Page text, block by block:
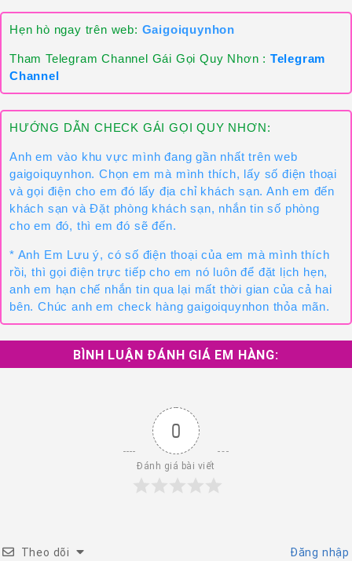
Hẹn hò ngay trên web: Gaigoiquynhon
Tham Telegram Channel Gái Gọi Quy Nhơn : Telegram
Channel
HƯỚNG DẪN CHECK GÁI GỌI QUY NHƠN:
Anh em vào khu vực mình đang gần nhất trên web
gaigoiquynhon. Chọn em mà mình thích, lấy số điện thoại
và gọi điện cho em đó lấy địa chỉ khách sạn. Anh em đến
khách sạn và Đặt phòng khách sạn, nhắn tin số phòng
cho em đó, thì em đó sẽ đến.
* Anh Em Lưu ý, có số điện thoại của em mà mình thích
rồi, thì gọi điện trực tiếp cho em nó luôn để đặt lịch hẹn,
anh em hạn chế nhắn tin qua lại mất thời gian của cả hai
bên. Chúc anh em check hàng gaigoiquynhon thỏa mãn.
BÌNH LUẬN ĐÁNH GIÁ EM HÀNG:
0
Đánh giá bài viết
Theo dõi Đăng nhập